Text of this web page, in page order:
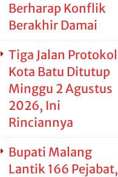
Berharap Konflik
Berakhir Damai
Tiga Jalan Protokol
Kota Batu Ditutup
Minggu 2 Agustus
2026, Ini
Rinciannya
Bupati Malang
Lantik 166 Pejabat,